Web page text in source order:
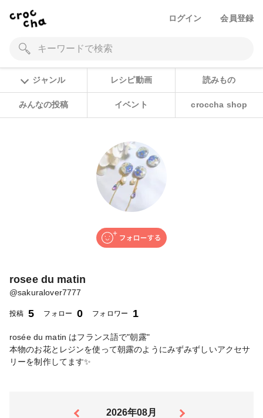
ログイン 会員登録
ジャンル レシピ動画 読みもの
みんなの投稿 イベント croccha shop
rosee du matin
@sakuralover7777
投稿 5 フォロー 0 フォロワー 1
rosée du matin はフランス語で"朝露"
本物のお花とレジンを使って朝露のようにみずみずしいアクセサ
リーを制作してます✨
2026年08月